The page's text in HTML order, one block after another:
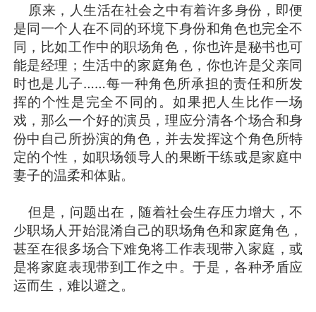
原来，人生活在社会之中有着许多身份，即便
是同一个人在不同的环境下身份和角色也完全不
同，比如工作中的职场角色，你也许是秘书也可
能是经理；生活中的家庭角色，你也许是父亲同
时也是儿子……每一种角色所承担的责任和所发
挥的个性是完全不同的。如果把人生比作一场
戏，那么一个好的演员，理应分清各个场合和身
份中自己所扮演的角色，并去发挥这个角色所特
定的个性，如职场领导人的果断干练或是家庭中
妻子的温柔和体贴。
但是，问题出在，随着社会生存压力增大，不
少职场人开始混淆自己的职场角色和家庭角色，
甚至在很多场合下难免将工作表现带入家庭，或
是将家庭表现带到工作之中。于是，各种矛盾应
运而生，难以避之。